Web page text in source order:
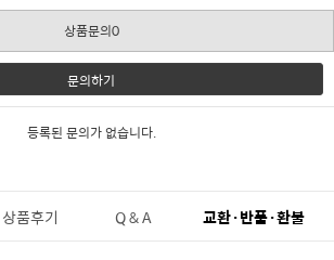
상품문의0
문의하기
등록된 문의가 없습니다.
상품후기 Q & A 교환·반품·환불